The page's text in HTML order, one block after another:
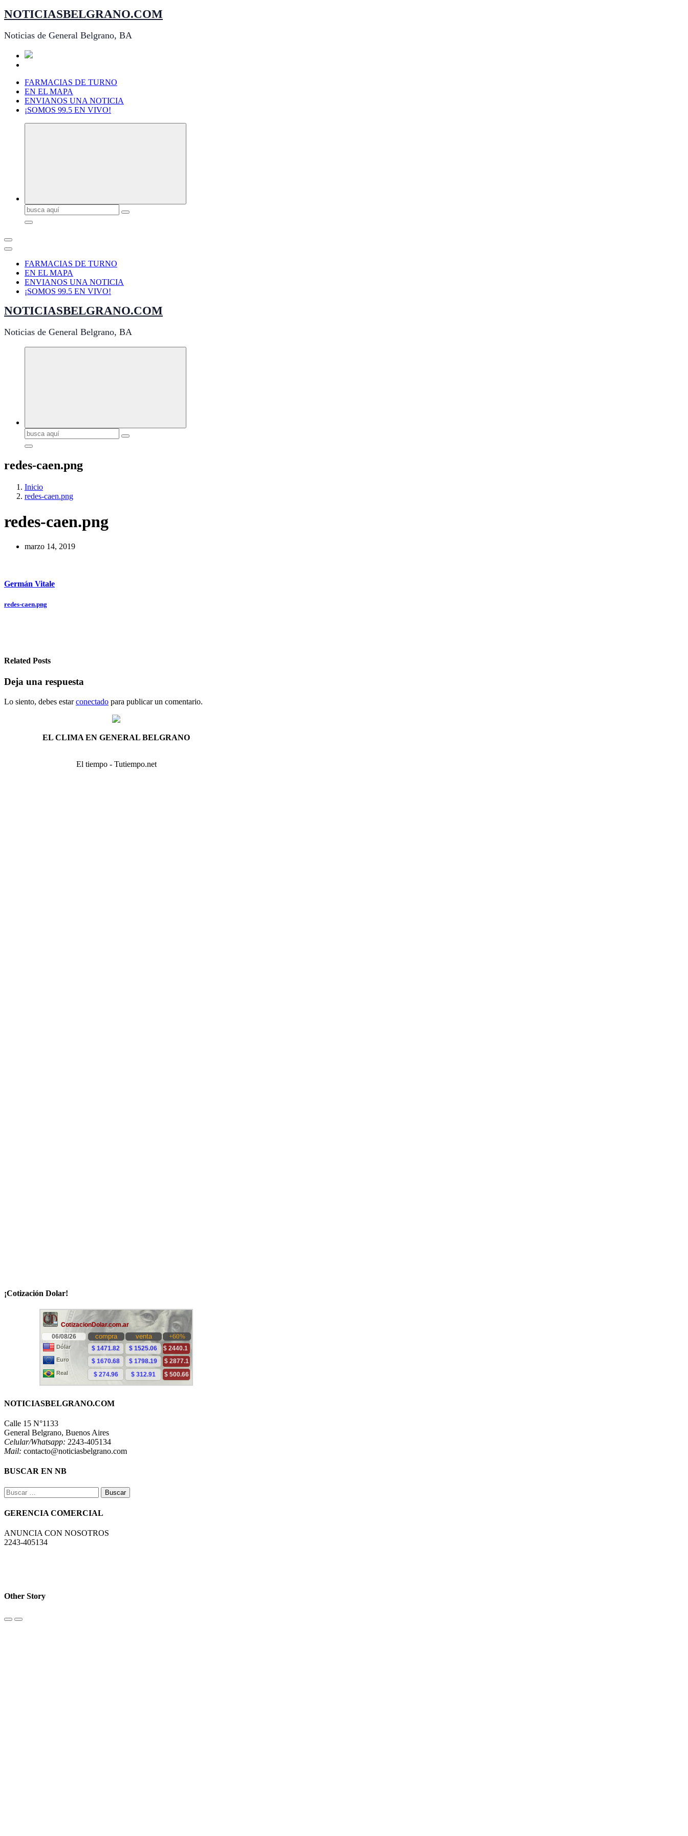
Saltar
al
contenido
NOTICIASBELGRANO.COM
Noticias de General Belgrano, BA
FARMACIAS DE TURNO
EN EL MAPA
ENVIANOS UNA NOTICIA
¡SOMOS 99.5 EN VIVO!
Buscar:
FARMACIAS DE TURNO
EN EL MAPA
ENVIANOS UNA NOTICIA
¡SOMOS 99.5 EN VIVO!
NOTICIASBELGRANO.COM
Noticias de General Belgrano, BA
Buscar:
redes-caen.png
Inicio
redes-caen.png
redes-caen.png
marzo 14, 2019
Germán Vitale
Navegación
redes-caen.png
Related Posts
Deja una respuesta
Lo siento, debes estarconectado para publicar un comentario.
EL CLIMA EN GENERAL BELGRANO
El tiempo - Tutiempo.net
¡Cotización Dolar!
NOTICIASBELGRANO.COM
Calle 15 N°1133
General Belgrano, Buenos Aires
Celular/Whatsapp: 2243-405134
Mail: contacto@noticiasbelgrano.com
BUSCAR EN NB
Buscar:
GERENCIA COMERCIAL
ANUNCIA CON NOSOTROS
2243-405134
Other Story